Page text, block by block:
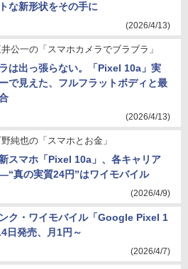
な新形状をその手に
(2026/4/13)
公一の「スマホカメラでブラブラ」
は出っ張らない。「Pixel 10a」実
で見えた、フルフラットボディと最
(2026/4/13)
純也の「スマホとお金」
スマホ「Pixel 10a」、各キャリア
真の実質24円”はワイモバイル
(2026/4/9)
ク・ワイモバイル「Google Pixel 1
日発売、月1円～
(2026/4/7)